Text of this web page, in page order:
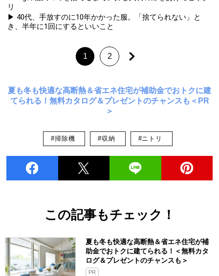
リ
▶ 40代、手放すのに10年かかった服。「捨てられない」と
き、半年に1回にするといいこと
1 2
夏も冬も快適な高断熱＆省エネ住宅が補助金でおトクに建
てられる！無料カタログ＆プレゼントのチャンスも＜PR
＞
#掃除機 #収納 #ニトリ
この記事もチェック！
夏も冬も快適な高断熱＆省エネ住宅が補
助金でおトクに建てられる！＜無料カタ
ログ＆プレゼントのチャンスも＞
PR